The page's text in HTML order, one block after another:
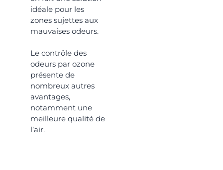
idéale pour les
zones sujettes aux
mauvaises odeurs.
Le contrôle des
odeurs par ozone
présente de
nombreux autres
avantages,
notamment une
meilleure qualité de
l’air.